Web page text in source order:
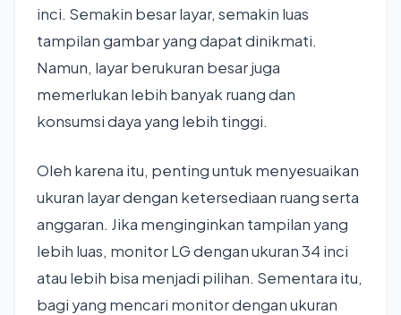
inci. Semakin besar layar, semakin luas
tampilan gambar yang dapat dinikmati.
Namun, layar berukuran besar juga
memerlukan lebih banyak ruang dan
konsumsi daya yang lebih tinggi.
Oleh karena itu, penting untuk menyesuaikan
ukuran layar dengan ketersediaan ruang serta
anggaran. Jika menginginkan tampilan yang
lebih luas, monitor LG dengan ukuran 34 inci
atau lebih bisa menjadi pilihan. Sementara itu,
bagi yang mencari monitor dengan ukuran